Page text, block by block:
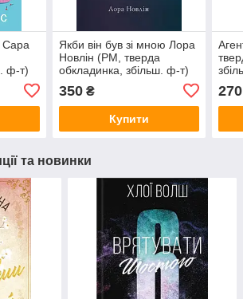
Сара
ф-т)
Якби він був зі мною Лора
Новлін (РМ, тверда
обкладинка, збільш. ф-т)
350₴
Купити
270
та новинки